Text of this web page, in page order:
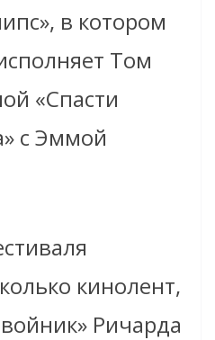
в котором
Том
«Спасти
с Эммой
кинолент,
Ричарда